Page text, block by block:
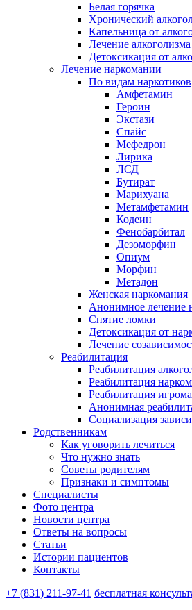
Белая горячка
Хронический
Капельница от
Лечение
Детоксикация от
Лечение наркомании
По видам наркотиков
Амфетамин
Героин
Экстази
Спайс
Мефедрон
Лирика
ЛСД
Бутират
Марихуана
Метамфетамин
Кодеин
Фенобарбитал
Дезоморфин
Опиум
Морфин
Метадон
Женская наркомания
Анонимное лечение
Снятие ломки
Детоксикация от
Лечение
Реабилитация
Реабилитация
Реабилитация
Реабилитация
Анонимная
Социализация
Родственникам
Как уговорить лечиться
Что нужно знать
Советы родителям
Признаки и симптомы
Специалисты
Фото центра
Новости центра
Ответы на вопросы
Статьи
Истории пациентов
Контакты
+7 (831) 211-97-41 бесплатная